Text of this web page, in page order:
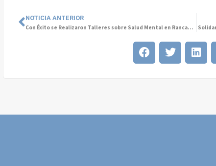
NOTICIA ANTERIOR
Con Éxito se Realizaron Talleres sobre Salud Mental en Rancagua